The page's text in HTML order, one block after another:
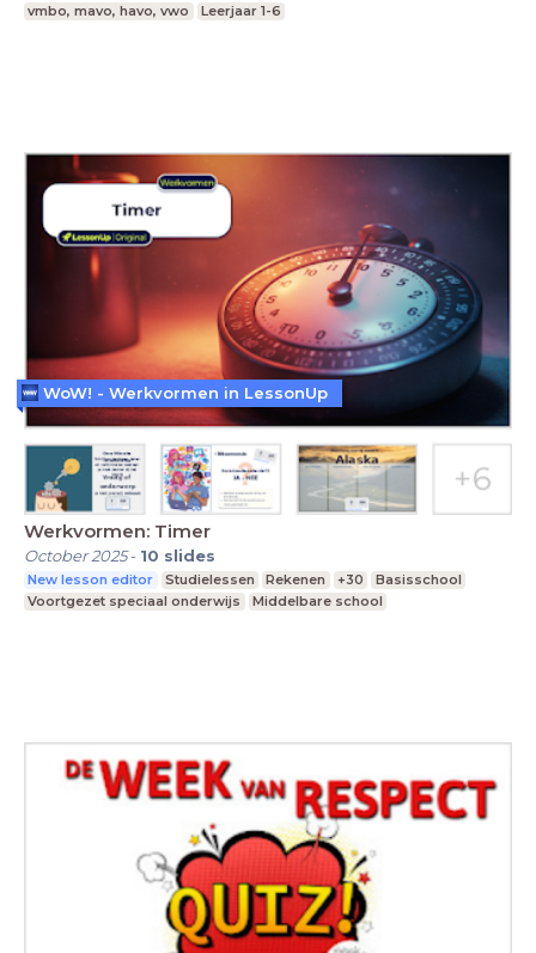
vmbo, mavo, havo, vwo
Leerjaar 1-6
Werkvormen: Timer
October 2025- 10 slides
New lesson editor Studielessen Rekenen +30
Basisschool
Voortgezet speciaal onderwijs
Middelbare school
WoW! - Werkvormen in LessonUp